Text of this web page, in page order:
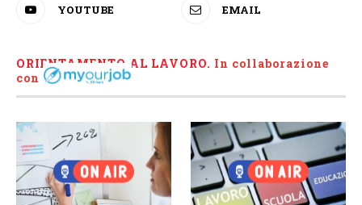
YOUTUBE EMAIL
ORIENTAMENTO AL LAVORO. In collaborazione
con